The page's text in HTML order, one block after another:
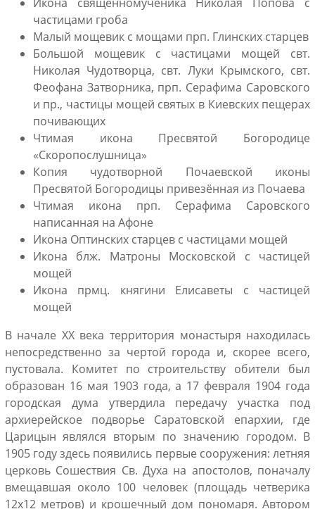
частицами гроба
Малый мощевик с мощами прп. Глинских старцев
Большой мощевик с частицами мощей свт.
Николая Чудотворца, свт. Луки Крымского, свт.
Феофана Затворника, прп. Серафима Саровского
и пр., частицы мощей святых в Киевских пещерах
почивающих
Чтимая икона Пресвятой Богородице
«Скоропослушница»
Копия чудотворной Почаевской иконы
Пресвятой Богородицы привезённая из Почаева
Чтимая икона прп. Серафима Саровского
написанная на Афоне
Икона Оптинских старцев с частицами мощей
Икона блж. Матроны Московской с частицей
мощей
Икона прмц. княгини Елисаветы с частицей
мощей
В начале XX века территория монастыря находилась
непосредственно за чертой города и, скорее всего,
пустовала. Комитет по строительству обители был
образован 16 мая 1903 года, а 17 февраля 1904 года
городская дума утвердила передачу участка под
архиерейское подворье Саратовской епархии, где
Царицын являлся вторым по значению городом. В
1905 году здесь появились первые сооружения: летняя
церковь Сошествия Св. Духа на апостолов, поначалу
вмещавшая около 100 человек (площадь четверика
12x12 метров) и крошечный дом пономаря. Автором